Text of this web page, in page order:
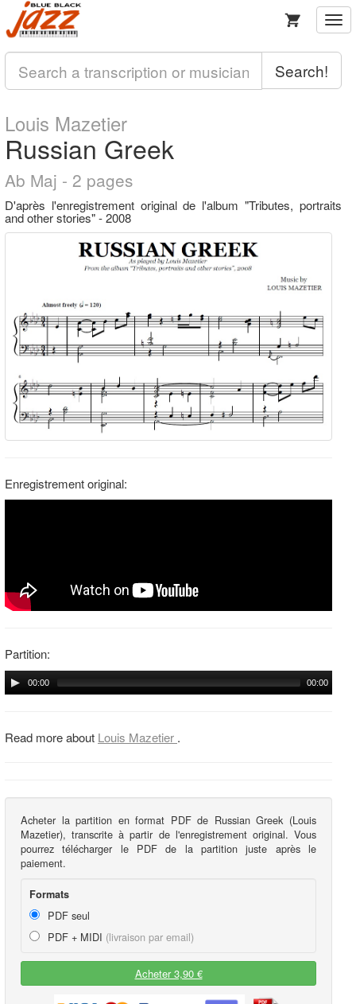
Search!
Louis Mazetier
Russian Greek
Ab Maj - 2 pages
D'après l'enregistrement original de l'album "Tributes, portraits
and other stories" - 2008
Enregistrement original:
Partition:
00:00 00:00
Read more about Louis Mazetier .
Acheter la partition en format PDF de Russian Greek (Louis
Mazetier), transcrite à partir de l'enregistrement original. Vous
pourrez télécharger le PDF de la partition juste après le
paiement.
Formats
PDF seul
PDF + MIDI (livraison par email)
Acheter 3,90 €